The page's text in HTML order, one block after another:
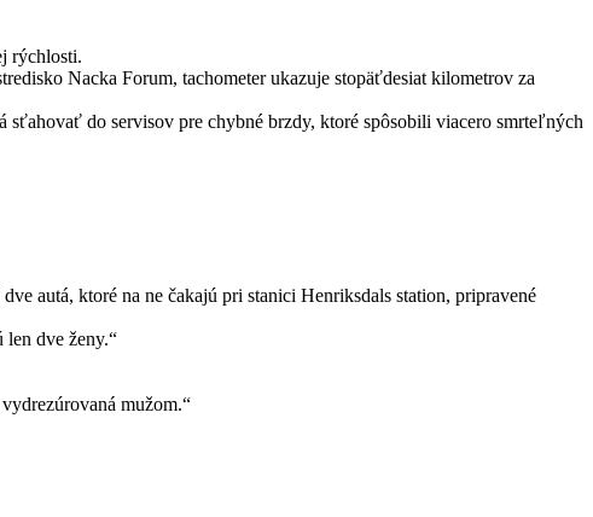
rýchlosti.
Nacka Forum, tachometer ukazuje stopäťdesiat kilometrov za
do servisov pre chybné brzdy, ktoré spôsobili viacero smrteľných
autá, ktoré na ne čakajú pri stanici Henriksdals station, pripravené
len dve ženy.“
mužom.“